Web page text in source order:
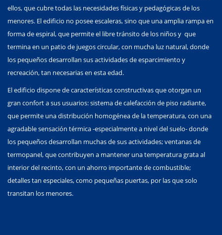
ellos, que cubre todas las necesidades físicas y pedagógicas de los
menores. El edificio no posee escaleras, sino que una amplia rampa en
forma de espiral, que permite el libre tránsito de los niños y que
termina en un patio de juegos circular, con mucha luz natural, donde
los pequeños desarrollan sus actividades de esparcimiento y
recreación, tan necesarias en esta edad.
El edificio dispone de características constructivas que otorgan un
gran confort a sus usuarios: sistema de calefacción de piso radiante,
que permite una distribución homogénea de la temperatura, con una
agradable sensación térmica -especialmente a nivel del suelo- donde
los pequeños desarrollan muchas de sus actividades; ventanas de
termopanel, que contribuyen a mantener una temperatura grata al
interior del recinto, con un ahorro importante de combustible;
detalles tan especiales, como pequeñas puertas, por las que solo
transitan los menores.